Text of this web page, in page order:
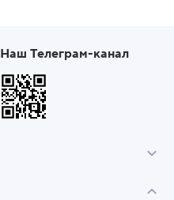
Наш Телеграм-канал